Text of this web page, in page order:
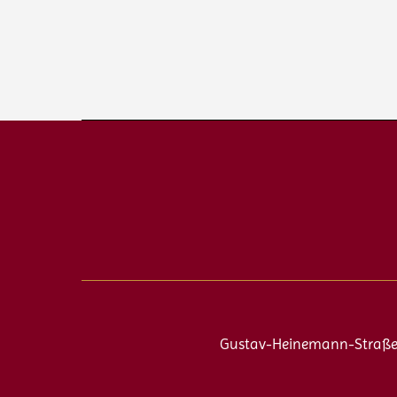
Gustav-Heinemann-